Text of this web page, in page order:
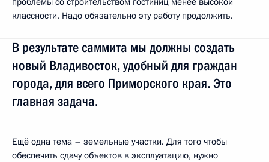
классности. Надо обязательно эту работу продолжить.
В результате саммита мы должны создать
новый Владивосток, удобный для граждан
города, для всего Приморского края. Это
главная задача.
Ещё одна тема – земельные участки. Для того чтобы
обеспечить сдачу объектов в эксплуатацию, нужно